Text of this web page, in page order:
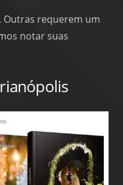
Outras requerem um
notar suas